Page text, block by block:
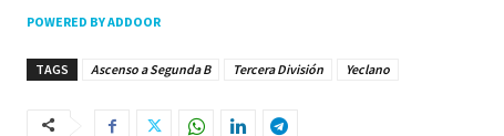
POWERED BY ADDOOR
TAGS Ascenso a Segunda B Tercera División Yeclano